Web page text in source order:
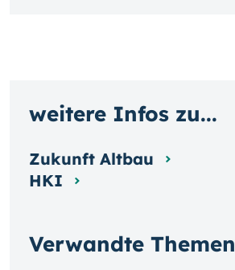
Verwandte Themen
weitere Infos zu...
Zukunft Altbau
HKI